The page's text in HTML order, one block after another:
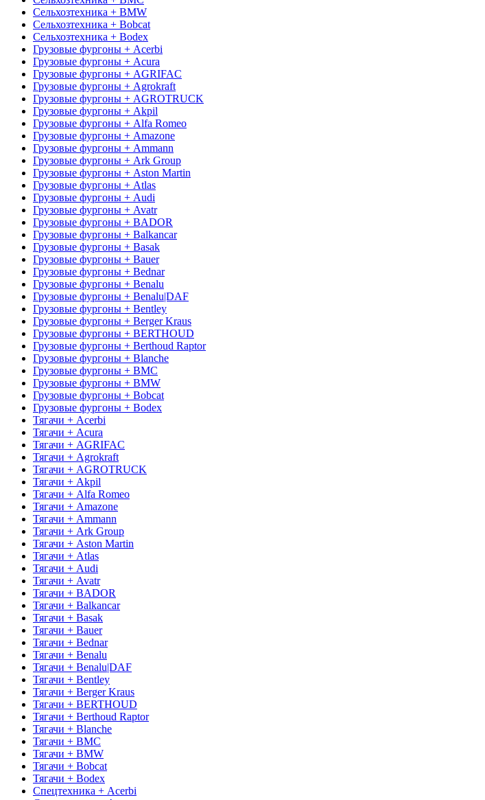
Сельхозтехника + BMW
Сельхозтехника + Bobcat
Сельхозтехника + Bodex
Грузовые фургоны + Acerbi
Грузовые фургоны + Acura
Грузовые фургоны + AGRIFAC
Грузовые фургоны + Agrokraft
Грузовые фургоны + AGROTRUCK
Грузовые фургоны + Akpil
Грузовые фургоны + Alfa Romeo
Грузовые фургоны + Amazone
Грузовые фургоны + Ammann
Грузовые фургоны + Ark Group
Грузовые фургоны + Aston Martin
Грузовые фургоны + Atlas
Грузовые фургоны + Audi
Грузовые фургоны + Avatr
Грузовые фургоны + BADOR
Грузовые фургоны + Balkancar
Грузовые фургоны + Basak
Грузовые фургоны + Bauer
Грузовые фургоны + Bednar
Грузовые фургоны + Benalu
Грузовые фургоны + Benalu|DAF
Грузовые фургоны + Bentley
Грузовые фургоны + Berger Kraus
Грузовые фургоны + BERTHOUD
Грузовые фургоны + Berthoud Raptor
Грузовые фургоны + Blanche
Грузовые фургоны + BMC
Грузовые фургоны + BMW
Грузовые фургоны + Bobcat
Грузовые фургоны + Bodex
Тягачи + Acerbi
Тягачи + Acura
Тягачи + AGRIFAC
Тягачи + Agrokraft
Тягачи + AGROTRUCK
Тягачи + Akpil
Тягачи + Alfa Romeo
Тягачи + Amazone
Тягачи + Ammann
Тягачи + Ark Group
Тягачи + Aston Martin
Тягачи + Atlas
Тягачи + Audi
Тягачи + Avatr
Тягачи + BADOR
Тягачи + Balkancar
Тягачи + Basak
Тягачи + Bauer
Тягачи + Bednar
Тягачи + Benalu
Тягачи + Benalu|DAF
Тягачи + Bentley
Тягачи + Berger Kraus
Тягачи + BERTHOUD
Тягачи + Berthoud Raptor
Тягачи + Blanche
Тягачи + BMC
Тягачи + BMW
Тягачи + Bobcat
Тягачи + Bodex
Спецтехника + Acerbi